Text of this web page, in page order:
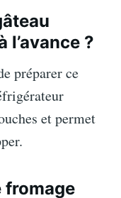
l’avance ?
préparer ce
et permet
fromage